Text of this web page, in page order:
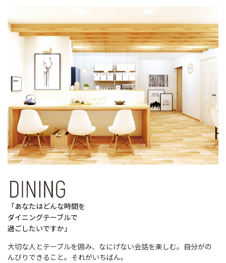
「あなたはどんな時間を
ダイニングテーブルで
過ごしたいですか」
⼤切な⼈とテーブルを囲み、なにげない会話を楽しむ。自分がの
んびりできること。 それがいちばん。